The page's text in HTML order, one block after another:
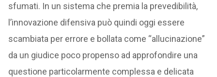
sfumati. In un sistema che premia la prevedibilità,
l’innovazione difensiva può quindi oggi essere
scambiata per errore e bollata come “allucinazione”
da un giudice poco propenso ad approfondire una
questione particolarmente complessa e delicata